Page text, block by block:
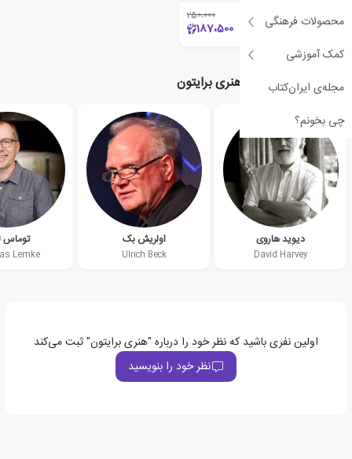
محصولات فرهنگی
کمک آموزشی
مجله‌ی ایران‌کتاب
چی بخونم؟
250،000
187،500
نویسندگان مرتبط با هنری برایتون
دیوید هاروی
David Harvey
اولریش بک
Ulrich Beck
توماس
Lemke
اولین نفری باشید که نظر خود را درباره "هنری برایتون" ثبت می‌کند
نظر خود را بنویسید